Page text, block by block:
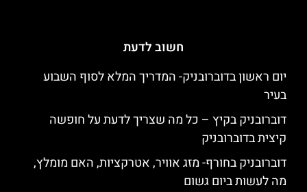
חשוב לדעת
יום ראשון בדוברובניק- המדריך המלא לסוף השבוע
בעיר
דוברובניק בקיץ – כל מה שצריך לדעת על חופשה
קיצית בדוברובניק
דוברובניק בחורף- מזג אוויר, אטרקציות, האם מומלץ,
מה לעשות ביום גשום